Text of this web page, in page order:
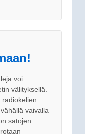
voi
välityksellä.
radiokelien
vaivalla
satojen